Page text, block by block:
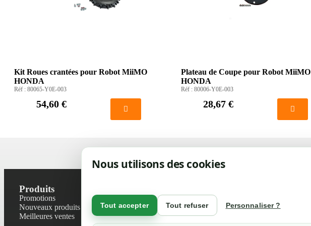
Nous utilisons des cookies
Tout accepter Tout refuser Personnaliser ?
Kit Roues crantées pour Robot MiiMO
HONDA
Réf : 80065-Y0E-003
54,60 €
Plateau de Coupe pour Robot MiiMO
HONDA
Réf : 80006-Y0E-003
28,67 €
Produits
Promotions
Nouveaux produits
Meilleures ventes
Contactez-nous
Plan du site
Magasin